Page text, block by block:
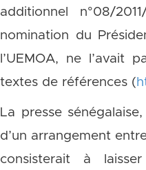
additionnel n°08/
nomination du
l’UEMOA, ne l’avait
textes de références (
La presse
d’un arrangement
consisterait à